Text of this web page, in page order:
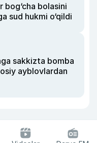
bog‘cha bolasini
sud hukmi o‘qildi
sakkizta bomba
ayblovlardan